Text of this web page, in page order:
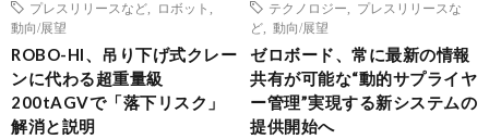
プレスリリースなど
ロボット
動向/展望
ROBO-HI、吊り下げ式クレー
ンに代わる超重量級
200tAGVで「落下リスク」
解消と説明
テクノロジー
プレスリリースな
ど
動向/展望
ゼロボード、常に最新の情報
共有が可能な“動的サプライヤ
ー管理”実現する新システムの
提供開始へ